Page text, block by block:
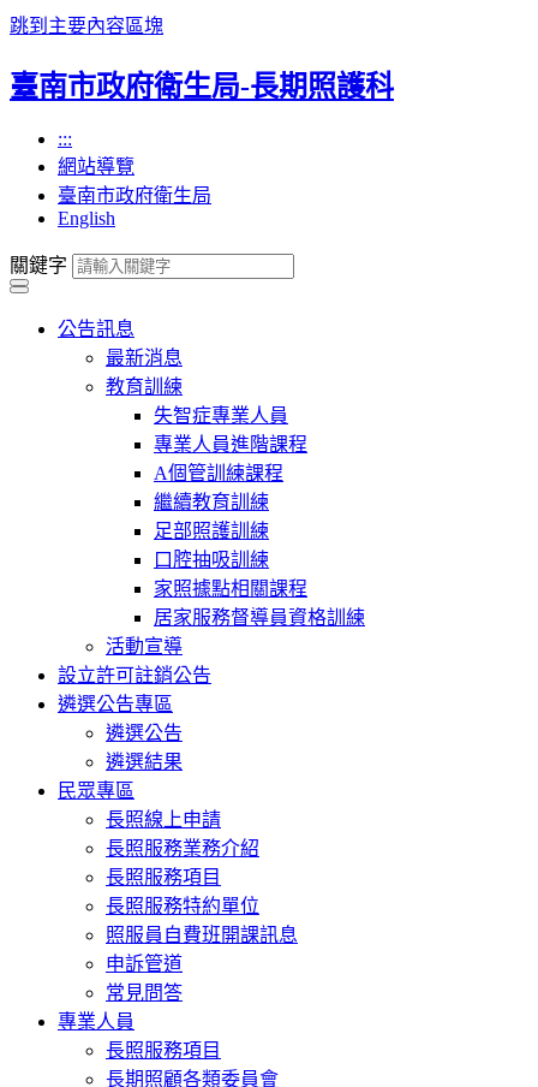
跳到主要內容區塊
臺南市政府衛生局-長期照護科
:::
網站導覽
臺南市政府衛生局
English
關鍵字
公告訊息
最新消息
教育訓練
失智症專業人員
專業人員進階課程
A個管訓練課程
繼續教育訓練
足部照護訓練
口腔抽吸訓練
家照據點相關課程
居家服務督導員資格訓練
活動宣導
設立許可註銷公告
遴選公告專區
遴選公告
遴選結果
民眾專區
長照線上申請
長照服務業務介紹
長照服務項目
長照服務特約單位
照服員自費班開課訊息
申訴管道
常見問答
專業人員
長照服務項目
長期照顧各類委員會